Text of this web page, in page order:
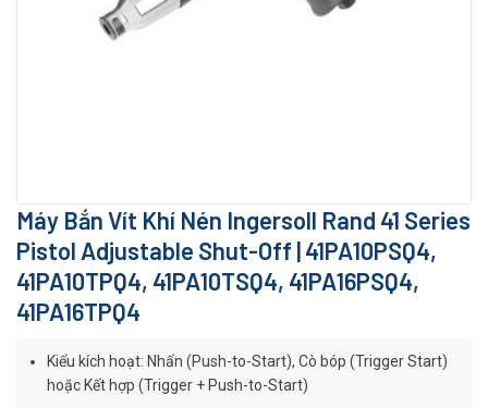
Máy Bắn Vít Khí Nén Ingersoll Rand 41 Series
Pistol Adjustable Shut-Off | 41PA10PSQ4,
41PA10TPQ4, 41PA10TSQ4, 41PA16PSQ4,
41PA16TPQ4
Kiểu kích hoạt: Nhấn (Push-to-Start), Cò bóp (Trigger Start)
hoặc Kết hợp (Trigger + Push-to-Start)